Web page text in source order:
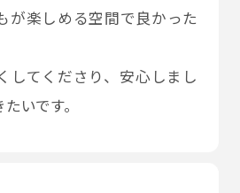
が楽しめる空間で良かった
してくださり、安心しまし
いです。